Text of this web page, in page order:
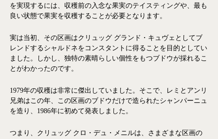
を実現するには、収穫前の入念な果実のテイスティングや、最も
良い状態で果実を収穫することが必要となります。
実は当初、その区画はクリュッグ グランド・キュヴェとしてブ
レンドするシャルドネをコンスタントに得ることを目的としてい
ました。しかし、独特の素晴らしい個性をもつブドウが採れるこ
とがわかったのです。
1979年の収穫は非常に傑出していました。そこで、レミとアンリ
兄弟はこの年、この区画のブドウだけで造られたシャンパーニュ
を造り、1986年に初めて発表しました。
つまり、クリュッグ クロ・デュ・メニルは、さまざまな区画の